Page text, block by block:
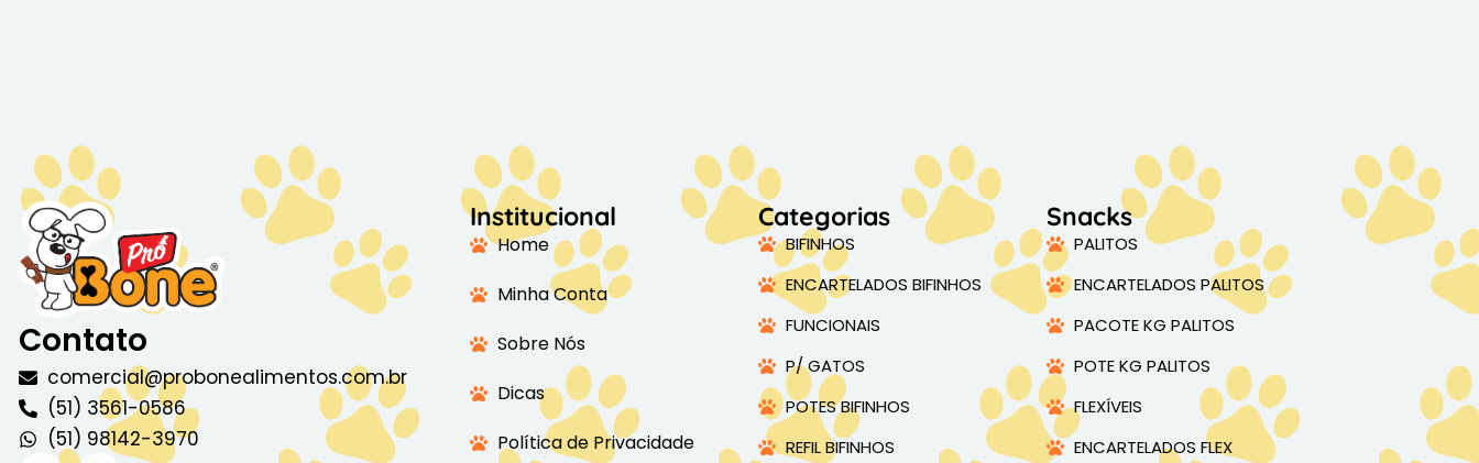
Contato
comercial@probonealimentos.com.br
(51) 3561-0586
(51) 98142-3970
Institucional
Home
Minha Conta
Sobre Nós
Dicas
Política de Privacidade
Categorias
BIFINHOS
ENCARTELADOS BIFINHOS
FUNCIONAIS
P/ GATOS
POTES BIFINHOS
REFIL BIFINHOS
Snacks
PALITOS
ENCARTELADOS PALITOS
PACOTE KG PALITOS
POTE KG PALITOS
FLEXÍVEIS
ENCARTELADOS FLEX